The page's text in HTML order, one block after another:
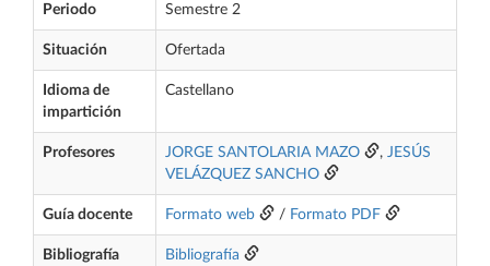
Periodo Semestre 2
Situación Ofertada
Idioma de
impartición
Castellano
Profesores JORGE SANTOLARIA MAZO , JESÚS
VELÁZQUEZ SANCHO
Guía docente Formato web / Formato PDF
Bibliografía
Bibliografía